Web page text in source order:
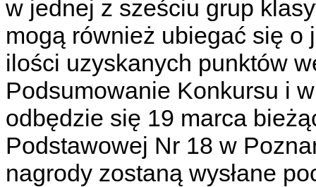
w jednej z sześciu grup
mogą również ubiegać się o
ilości uzyskanych punktów
Podsumowanie Konkursu i
odbędzie się 19 marca
Podstawowej Nr 18 w
nagrody zostaną wysłane